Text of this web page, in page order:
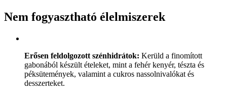
Nem fogyasztható élelmiszerek
Erősen feldolgozott szénhidrátok: Kerüld a finomított
gabonából készült ételeket, mint a fehér kenyér, tészta és
péksütemények, valamint a cukros nassolnivalókat és
desszerteket.